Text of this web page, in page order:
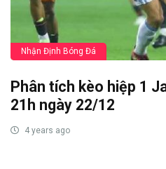
Nhận Định Bóng Đá
Phân tích kèo hiệp 1
21h ngày 22/12
4 years ago